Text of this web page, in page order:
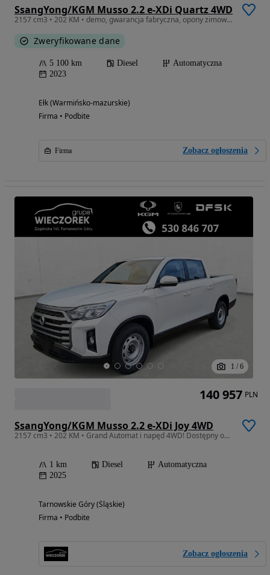
SsangYong/KGM Musso 2.2 e-XDi Quartz 4WD
2157 cm3 • 202 KM • demo, gwarancja fabryczna, opony zimowe gratis !
Zweryfikowane dane
5 100 km Diesel
Automatyczna
2023
Ełk (Warmińsko-mazurskie)
Firma • Podbite
Firma Zobacz ogłoszenia
1 / 6
SsangYong/KGM Musso 2.2 e-XDi Joy 4WD
2157 cm3 • 202 KM • Grand Automat i napęd 4WD! Dostępny od ręki! SUPER CENA!!!
1 km Diesel
Automatyczna
2025
Tarnowskie Góry (Śląskie)
Firma • Podbite
Zobacz ogłoszenia
140 957 PLN